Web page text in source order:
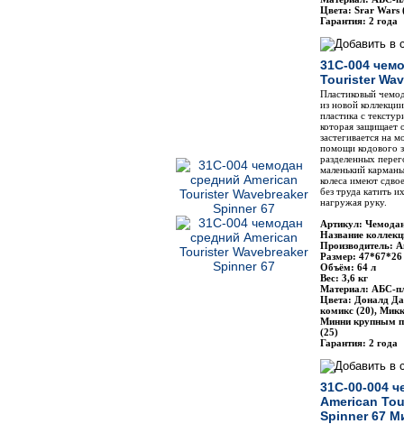
Цвета: Srar Wars
Гарантия: 2 года
31C-004
Tourister
Пластиковый
из новой
пластика с
которая защищает
застегивается на
помощи кодового
разделенных
маленький
колеса имеют
без труда катить
нагружая руку.
Артикул:
Название
Производитель:
Размер: 47*67*26
Объём: 64 л
Вес: 3,6 кг
Материал: АБС-
Цвета: Доналд
комикс (20),
Минни крупным
(25)
Гарантия: 2 года
31C-00-004
American
Spinner 67